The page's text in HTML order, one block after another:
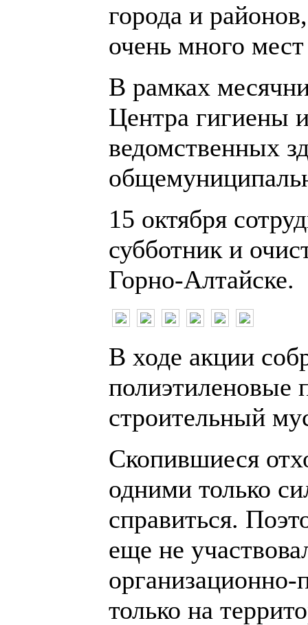
города и
очень много
В рамках
Центра гигиены
ведомственных
15 октября
субботник и
Горно-Алтайске.
В ходе акции
полиэтиленовые
строительный
Скопившиеся
одними только
справиться.
еще не
только на